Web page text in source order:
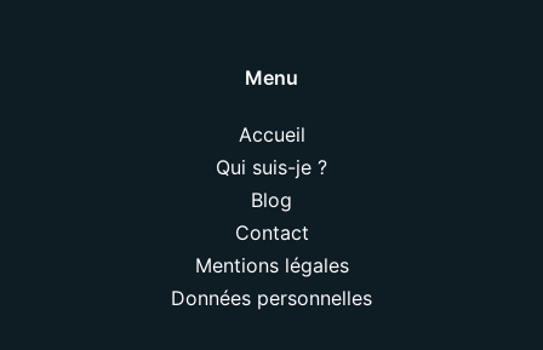
Menu
Accueil
Qui suis-je ?
Blog
Contact
Mentions légales
Données personnelles